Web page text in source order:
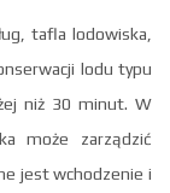
tafla lodowiska,
lodu typu
niż 30 minut. W
może zarządzić
jest wchodzenie i